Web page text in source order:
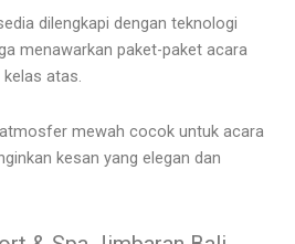
dilengkapi dengan teknologi
menawarkan paket-paket acara
atas.
mewah cocok untuk acara
kesan yang elegan dan